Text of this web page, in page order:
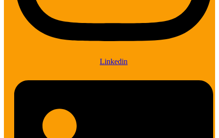
Linkedin